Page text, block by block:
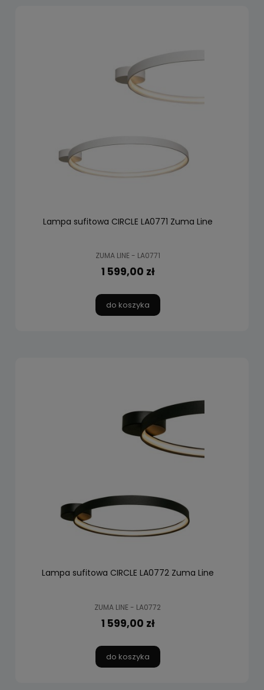
Lampa sufitowa CIRCLE LA0771 Zuma Line
ZUMA LINE - LA0771
1 599,00 zł
do koszyka
Lampa sufitowa CIRCLE LA0772 Zuma Line
ZUMA LINE - LA0772
1 599,00 zł
do koszyka